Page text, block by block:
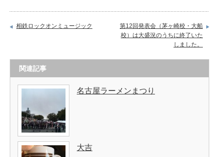
相鉄ロックオンミュージック
第12回発表会（茅ヶ崎校・大船
校）は大盛況のうちに終了いた
しました。
関連記事
名古屋ラーメンまつり
大吉